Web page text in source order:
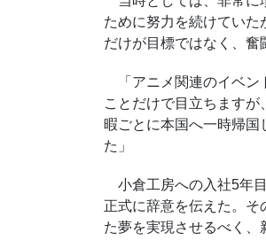
ために努力を続けていた
だけが目標ではなく、奮
「アニメ関連のイベン
ことだけで目立ちます
暇ごとに本国へ一時帰
た」
小倉工房への入社5年
正式に辞意を伝えた。
た夢を実現させるべく